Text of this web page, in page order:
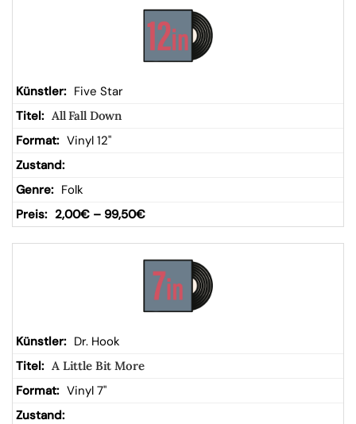
kor
b
Five Star
All Fall Down
Vinyl 12"
Folk
2,00€ – 99,50€
Dr. Hook
A Little Bit More
Vinyl 7"